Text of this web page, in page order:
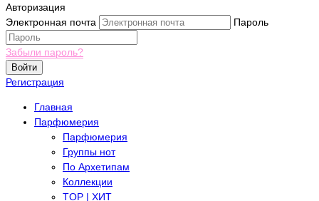
Авторизация
Электронная почта
Пароль
Забыли пароль?
Войти
Регистрация
Главная
Парфюмерия
Парфюмерия
Группы нот
По Архетипам
Коллекции
TOP | ХИТ